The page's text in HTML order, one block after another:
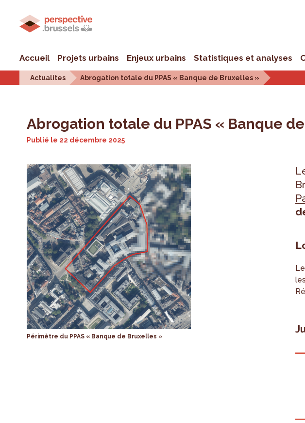
Accueil Projets urbains Enjeux urbains Statistiques et analyses
Actualites Abrogation totale du PPAS « Banque de Bruxelles »
Abrogation totale du PPAS « Banque
Publié le 22 décembre 2025
Périmètre du PPAS « Banque de Bruxelles »